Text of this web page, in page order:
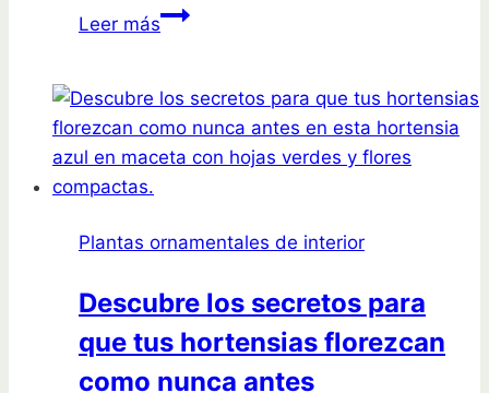
Leer másDescubre
plantas
de
interior
iluminar
espacios
oscuros
Plantas ornamentales de interior
Descubre los secretos para
que tus hortensias florezcan
como nunca antes